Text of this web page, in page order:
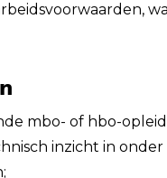
mbo- of hbo-
inzicht in